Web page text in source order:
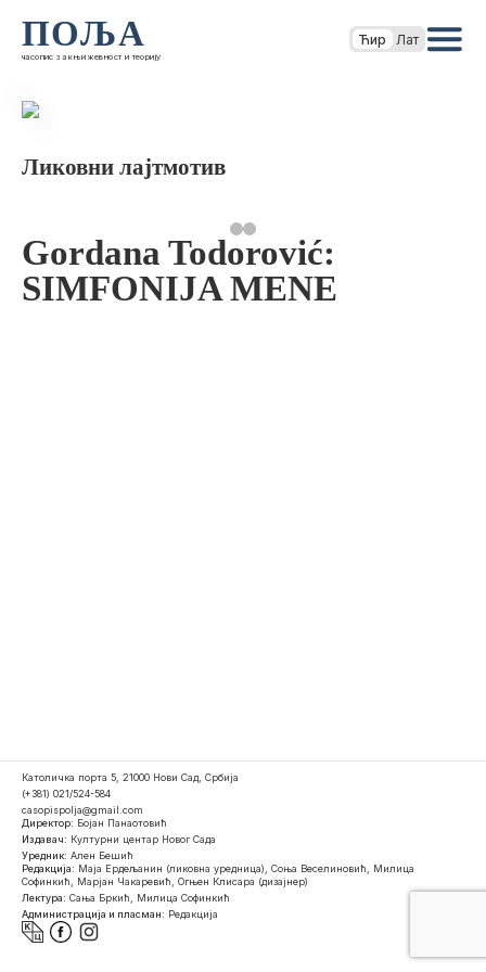
ПОЉА
часопис за књижевност и теорију
Ћир Лат
Ликовни лајтмотив
Gordana Todorović:
SIMFONIJA MENE
Католичка порта 5, 21000 Нови Сад, Србија
(+381) 021/524-584
casopispolja@gmail.com
Директор: Бојан Панаотовић
Издавач: Културни центар Новог Сада
Уредник: Ален Бешић
Редакција: Маја Ердељанин (ликовна уредница), Соња Веселиновић, Милица
Софинкић, Марјан Чакаревић, Огњен Клисара (дизајнер)
Лектура: Сања Бркић, Милица Софинкић
Администрација и пласман: Редакција